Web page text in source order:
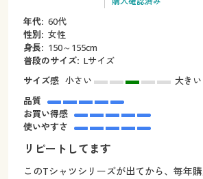
年代: 60代
性別: 女性
身長: 150～155cm
普段のサイズ: Lサイズ
サイズ感 小さい
大きい
品質
お買い得感
使いやすさ
リピートしてます
このТシャツシリーズが出てから、毎年